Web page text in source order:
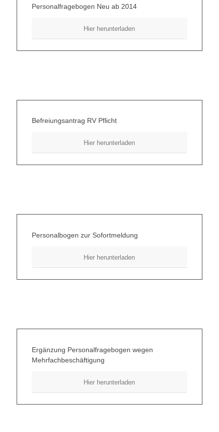
Personalfragebogen Neu ab 2014
Hier herunterladen
Befreiungsantrag RV Pflicht
Hier herunterladen
Personalbogen zur Sofortmeldung
Hier herunterladen
Ergänzung Personalfragebogen wegen
Mehrfachbeschäftigung
Hier herunterladen